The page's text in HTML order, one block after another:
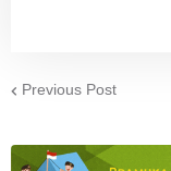
Previous Post